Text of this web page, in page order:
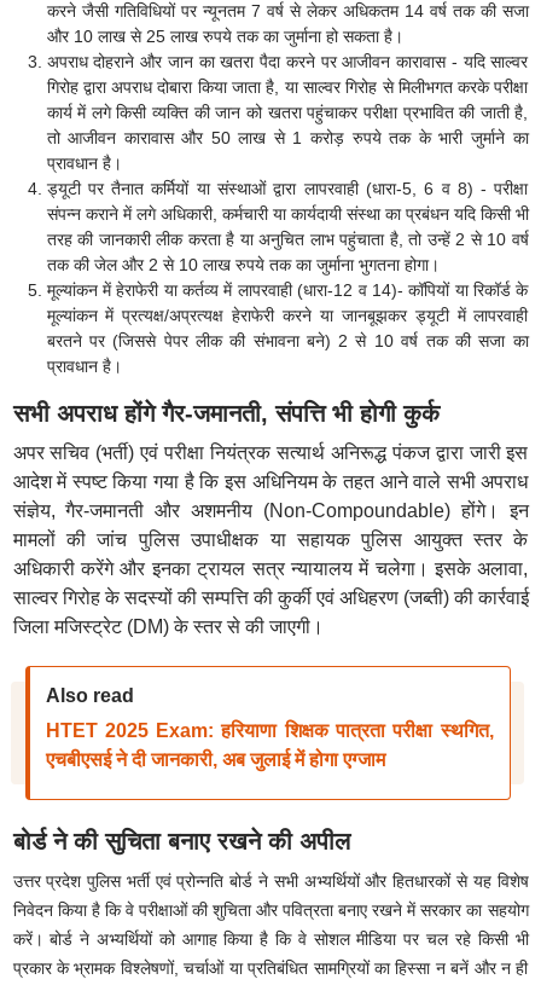
करने जैसी गतिविधियों पर न्यूनतम 7 वर्ष से लेकर अधिकतम 14 वर्ष तक की सजा
और 10 लाख से 25 लाख रुपये तक का जुर्माना हो सकता है।
अपराध दोहराने और जान का खतरा पैदा करने पर आजीवन कारावास - यदि साल्वर
गिरोह द्वारा अपराध दोबारा किया जाता है, या साल्वर गिरोह से मिलीभगत करके परीक्षा
कार्य में लगे किसी व्यक्ति की जान को खतरा पहुंचाकर परीक्षा प्रभावित की जाती है,
तो आजीवन कारावास और 50 लाख से 1 करोड़ रुपये तक के भारी जुर्माने का
प्रावधान है।
ड्यूटी पर तैनात कर्मियों या संस्थाओं द्वारा लापरवाही (धारा-5, 6 व 8) - परीक्षा
संपन्न कराने में लगे अधिकारी, कर्मचारी या कार्यदायी संस्था का प्रबंधन यदि किसी भी
तरह की जानकारी लीक करता है या अनुचित लाभ पहुंचाता है, तो उन्हें 2 से 10 वर्ष
तक की जेल और 2 से 10 लाख रुपये तक का जुर्माना भुगतना होगा।
मूल्यांकन में हेराफेरी या कर्तव्य में लापरवाही (धारा-12 व 14)- कॉपियों या रिकॉर्ड के
मूल्यांकन में प्रत्यक्ष/अप्रत्यक्ष हेराफेरी करने या जानबूझकर ड्यूटी में लापरवाही
बरतने पर (जिससे पेपर लीक की संभावना बने) 2 से 10 वर्ष तक की सजा का
प्रावधान है।
सभी अपराध होंगे गैर-जमानती, संपत्ति भी होगी कुर्क
अपर सचिव (भर्ती) एवं परीक्षा नियंत्रक सत्यार्थ अनिरूद्ध पंकज द्वारा जारी इस
आदेश में स्पष्ट किया गया है कि इस अधिनियम के तहत आने वाले सभी अपराध
संज्ञेय, गैर-जमानती और अशमनीय (Non-Compoundable) होंगे। इन
मामलों की जांच पुलिस उपाधीक्षक या सहायक पुलिस आयुक्त स्तर के
अधिकारी करेंगे और इनका ट्रायल सत्र न्यायालय में चलेगा। इसके अलावा,
साल्वर गिरोह के सदस्यों की सम्पत्ति की कुर्की एवं अधिहरण (जब्ती) की कार्रवाई
जिला मजिस्ट्रेट (DM) के स्तर से की जाएगी।
Also read
HTET 2025 Exam: हरियाणा शिक्षक पात्रता परीक्षा स्थगित,
एचबीएसई ने दी जानकारी, अब जुलाई में होगा एग्जाम
बोर्ड ने की सुचिता बनाए रखने की अपील
उत्तर प्रदेश पुलिस भर्ती एवं प्रोन्नति बोर्ड ने सभी अभ्यर्थियों और हितधारकों से यह विशेष
निवेदन किया है कि वे परीक्षाओं की शुचिता और पवित्रता बनाए रखने में सरकार का सहयोग
करें।बोर्ड ने अभ्यर्थियों को आगाह किया है कि वे सोशल मीडिया पर चल रहे किसी भी
प्रकार के भ्रामक विश्लेषणों, चर्चाओं या प्रतिबंधित सामग्रियों का हिस्सा न बनें और न ही